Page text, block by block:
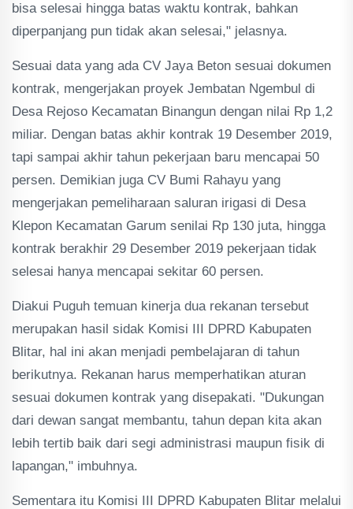
bisa selesai hingga batas waktu kontrak, bahkan
diperpanjang pun tidak akan selesai," jelasnya.
Sesuai data yang ada CV Jaya Beton sesuai dokumen
kontrak, mengerjakan proyek Jembatan Ngembul di
Desa Rejoso Kecamatan Binangun dengan nilai Rp 1,2
miliar. Dengan batas akhir kontrak 19 Desember 2019,
tapi sampai akhir tahun pekerjaan baru mencapai 50
persen. Demikian juga CV Bumi Rahayu yang
mengerjakan pemeliharaan saluran irigasi di Desa
Klepon Kecamatan Garum senilai Rp 130 juta, hingga
kontrak berakhir 29 Desember 2019 pekerjaan tidak
selesai hanya mencapai sekitar 60 persen.
Diakui Puguh temuan kinerja dua rekanan tersebut
merupakan hasil sidak Komisi III DPRD Kabupaten
Blitar, hal ini akan menjadi pembelajaran di tahun
berikutnya. Rekanan harus memperhatikan aturan
sesuai dokumen kontrak yang disepakati. "Dukungan
dari dewan sangat membantu, tahun depan kita akan
lebih tertib baik dari segi administrasi maupun fisik di
lapangan," imbuhnya.
Sementara itu Komisi III DPRD Kabupaten Blitar melalui